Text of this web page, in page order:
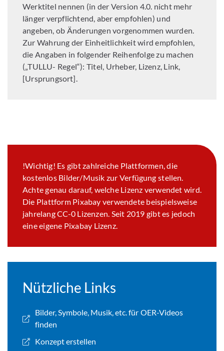
Werktitel nennen (in der Version 4.0. nicht mehr
länger verpflichtend, aber empfohlen) und
angeben, ob Änderungen vorgenommen wurden.
Zur Wahrung der Einheitlichkeit wird empfohlen,
die Angaben in folgender Reihenfolge zu machen
(„TULLU- Regel“): Titel, Urheber, Lizenz, Link,
[Ursprungsort].
!Wichtig! Es gibt zahlreiche Plattformen, die
kostenlos Bilder/Musik zur Verfügung stellen.
Achte genau darauf, welche Lizenz verwendet wird.
Die Plattform Pixabay verwendete beispielsweise
jahrelang CC-0 Lizenzen. Seit 2019 gibt es jedoch
eine eigene Pixabay Lizenz.
Nützliche Links
Bilder, Symbole, Musik, etc. für OER-Videos
finden
Konzept erstellen